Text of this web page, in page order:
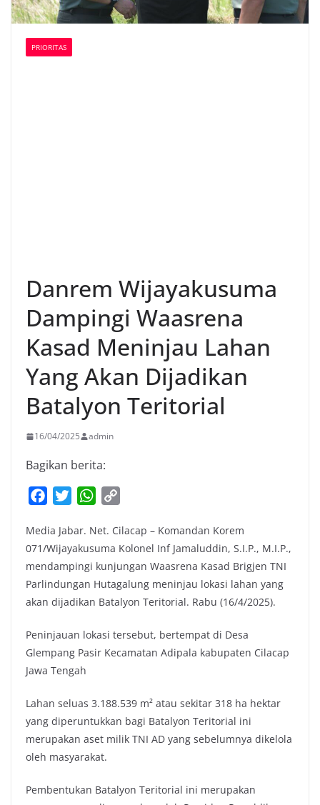
PRIORITAS
Danrem Wijayakusuma
Dampingi Waasrena
Kasad Meninjau Lahan
Yang Akan Dijadikan
Batalyon Teritorial
16/04/2025 admin
Bagikan berita:
c
e
b
o
o
i
t
t
e
r
W
a
t
s
A
p
p
y
L
i
n
Media Jabar. Net. Cilacap – Komandan Korem
071/Wijayakusuma Kolonel Inf Jamaluddin, S.I.P., M.I.P.,
mendampingi kunjungan Waasrena Kasad Brigjen TNI
Parlindungan Hutagalung meninjau lokasi lahan yang
akan dijadikan Batalyon Teritorial. Rabu (16/4/2025).
Peninjauan lokasi tersebut, bertempat di Desa
Glempang Pasir Kecamatan Adipala kabupaten Cilacap
Jawa Tengah
Lahan seluas 3.188.539 m² atau sekitar 318 ha hektar
yang diperuntukkan bagi Batalyon Teritorial ini
merupakan aset milik TNI AD yang sebelumnya dikelola
oleh masyarakat.
Pembentukan Batalyon Teritorial ini merupakan